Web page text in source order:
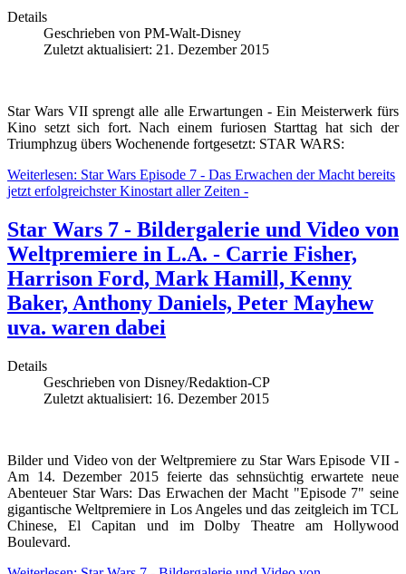
Details
Geschrieben von PM-Walt-Disney
Zuletzt aktualisiert: 21. Dezember 2015
Star Wars VII sprengt alle alle Erwartungen - Ein Meisterwerk fürs
Kino setzt sich fort. Nach einem furiosen Starttag hat sich der
Triumphzug übers Wochenende fortgesetzt: STAR WARS:
Weiterlesen: Star Wars Episode 7 - Das Erwachen der Macht bereits
jetzt erfolgreichster Kinostart aller Zeiten -
Star Wars 7 - Bildergalerie und Video von
Weltpremiere in L.A. - Carrie Fisher,
Harrison Ford, Mark Hamill, Kenny
Baker, Anthony Daniels, Peter Mayhew
uva. waren dabei
Details
Geschrieben von Disney/Redaktion-CP
Zuletzt aktualisiert: 16. Dezember 2015
Bilder und Video von der Weltpremiere zu Star Wars Episode VII -
Am 14. Dezember 2015 feierte das sehnsüchtig erwartete neue
Abenteuer Star Wars: Das Erwachen der Macht "Episode 7" seine
gigantische Weltpremiere in Los Angeles und das zeitgleich im TCL
Chinese, El Capitan und im Dolby Theatre am Hollywood
Boulevard.